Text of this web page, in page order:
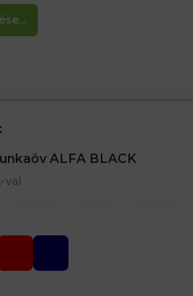
a használat kényelmét
ALFA BLACK
val